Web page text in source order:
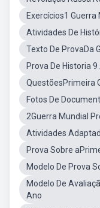
Exercícios1 Guerra
Atividades De
Texto De ProvaDa
Prova De Historia
QuestõesPrimeira
Fotos De
2Guerra Mundial
Atividades
Prova Sobre
Modelo De Prova
Modelo De
Ano